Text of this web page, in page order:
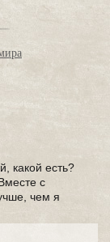
какой есть?
с
чем я